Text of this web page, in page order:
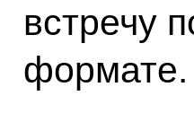
встречу
формате.